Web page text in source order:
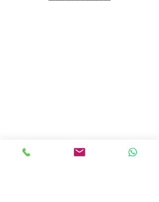
рассылку